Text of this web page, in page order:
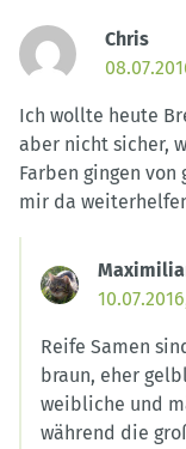
Chris
Ich wollte heute
aber nicht sicher,
Farben gingen
mir da
Reife Samen
braun, eher
weibliche und
während die